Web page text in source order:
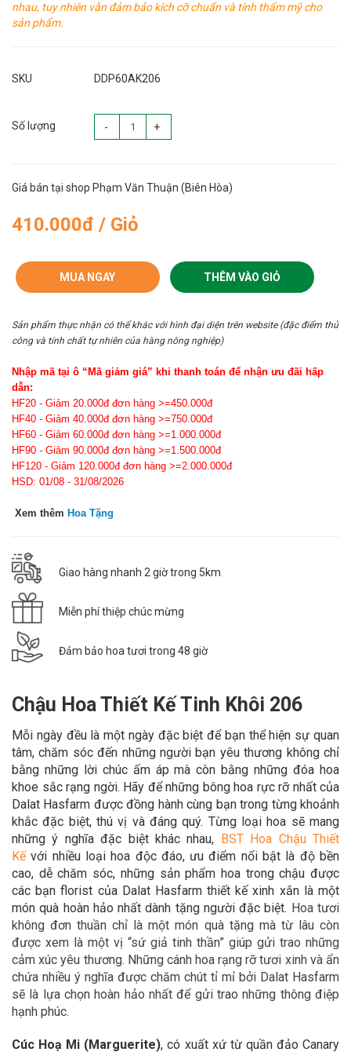
nhau, tuy nhiên vẫn đảm bảo kích cỡ chuẩn và tính thẩm mỹ cho
sản phẩm.
SKU DDP60AK206
Số lượng - +
Giá bán tại shop Phạm Văn Thuận (Biên Hòa)
410.000đ / Giỏ
MUA NGAY THÊM VÀO GIỎ
Sản phẩm thực nhận có thể khác với hình đại diện trên website (đặc điểm thủ
công và tính chất tự nhiên của hàng nông nghiệp)
Nhập mã tại ô “Mã giảm giá” khi thanh toán để nhận ưu đãi hấp
dẫn:
HF20 - Giảm 20.000đ đơn hàng >=450.000đ
HF40 - Giảm 40.000đ đơn hàng >=750.000đ
HF60 - Giảm 60.000đ đơn hàng >=1.000.000đ
HF90 - Giảm 90.000đ đơn hàng >=1.500.000đ
HF120 - Giảm 120.000đ đơn hàng >=2.000.000đ
HSD: 01/08 - 31/08/2026
Xem thêm Hoa Tặng
Giao hàng nhanh 2 giờ trong 5km
Miễn phí thiệp chúc mừng
Đảm bảo hoa tươi trong 48 giờ
Chậu Hoa Thiết Kế Tinh Khôi 206
Mỗi ngày đều là một ngày đặc biệt để bạn thể hiện sự quan
tâm, chăm sóc đến những người bạn yêu thương không chỉ
bằng những lời chúc ấm áp mà còn bằng những đóa hoa
khoe sắc rạng ngời. Hãy đểnhững bông hoa rực rỡ nhất của
Dalat Hasfarm được đồng hành cùng bạn trong từng khoảnh
khắc đặc biệt, thú vị và đáng quý. Từng loại hoa sẽ mang
những ý nghĩa đặc biệt khác nhau, BST Hoa Chậu Thiết
Kếvới nhiều loại hoa độc đáo,ưu điểm nổi bật là độ bền
cao, dễ chăm sóc, những sản phẩm hoa trong chậu được
các bạn florist của Dalat Hasfarm thiết kế xinh xắn là một
món quà hoàn hảo nhất dành tặng người đặc biệt. Hoa tươi
không đơn thuần chỉ là một món quà tặng mà từ lâu còn
được xem là một vị “sứ giả tinh thần” giúp gửi trao những
cảm xúc yêu thương. Những cánh hoa rạng rỡ tươi xinh và ẩn
chứa nhiều ý nghĩa được chăm chút tỉ mỉ bởi Dalat Hasfarm
sẽ là lựa chọn hoàn hảo nhất để gửi trao những thông điệp
hạnh phúc.
Cúc Hoạ Mi (Marguerite), có xuất xứ từ quần đảo Canary